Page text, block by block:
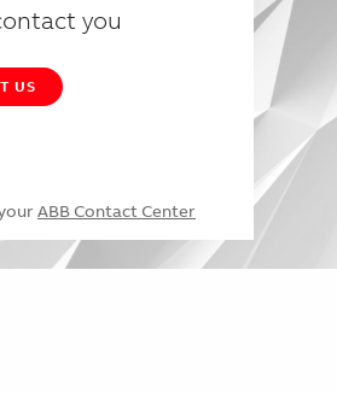
you
US
ABB Contact Center